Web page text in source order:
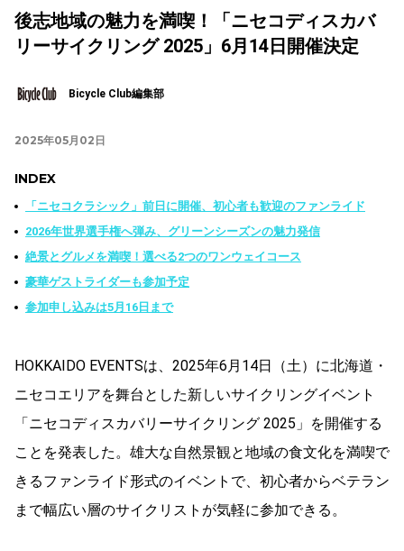
後志地域の魅力を満喫！「ニセコディスカバ
リーサイクリング 2025」6月14日開催決定
Bicycle Club編集部
2025年05月02日
INDEX
「ニセコクラシック」前日に開催、初心者も歓迎のファンライド
2026年世界選手権へ弾み、グリーンシーズンの魅力発信
絶景とグルメを満喫！選べる2つのワンウェイコース
豪華ゲストライダーも参加予定
参加申し込みは5月16日まで
HOKKAIDO EVENTSは、2025年6月14日（土）に北海道・
ニセコエリアを舞台とした新しいサイクリングイベント
「ニセコディスカバリーサイクリング 2025」を開催する
ことを発表した。雄大な自然景観と地域の食文化を満喫で
きるファンライド形式のイベントで、初心者からベテラン
まで幅広い層のサイクリストが気軽に参加できる。